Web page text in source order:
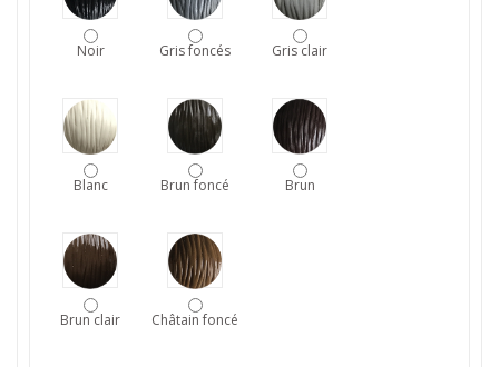
Noir Gris foncés Gris clair
Blanc Brun foncé Brun
Brun clair Châtain foncé